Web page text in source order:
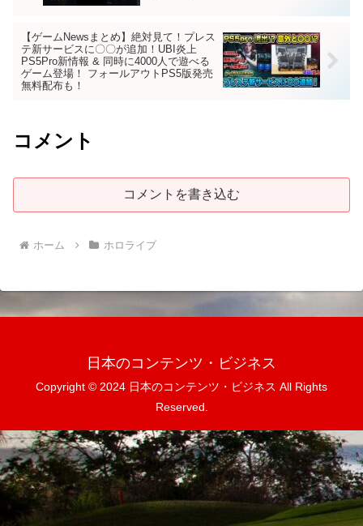
【ゲームNewsまとめ】絶対見て！プレス
テ新サービスに〇〇が追加！UBI炎上
PS5Pro新情報 & 同時に4000人で遊べる
ゲーム登場！ フォールアウトPS5版発売
無料配布も！
コメント
コメントを書き込む
ホーム ホロライブ
日本のコンテンツ・ビジネス
Copyright © 2024 日本のコンテンツ・ビジネス All Rights
Reserved.